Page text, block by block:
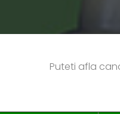
Puteti afla